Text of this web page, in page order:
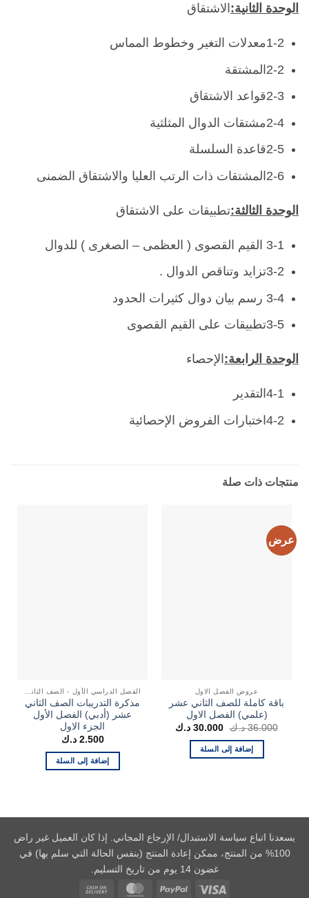
الوحدة الثانية:الاشتقاق
1-2معدلات التغير وخطوط المماس
2-2المشتقة
2-3قواعد الاشتقاق
2-4مشتقات الدوال المثلثية
2-5قاعدة السلسلة
2-6المشتقات ذات الرتب العليا والاشتقاق الضمنى
الوحدة الثالثة:تطبيقات على الاشتقاق
3-1 القيم القصوى ( العظمى – الصغرى ) للدوال
3-2تزايد وتناقص الدوال .
3-4 رسم بيان دوال كثيرات الحدود
3-5تطبيقات على القيم القصوى
الوحدة الرابعة:الإحصاء
4-1التقدير
4-2اختبارات الفروض الإحصائية
منتجات ذات صلة
عرض
عروض الفصل الاول
باقة كاملة للصف الثاني عشر
(علمي) الفصل الاول
36.000 د.ك السعر
هو:
36.000 د.ك.
30.000 د.كالسعر
إضافة إلى السلة
مذكرة التدريبات الصف الثاني
عشر (أدبي) الفصل الأول
الجزء الاول
2.500 د.ك
إضافة إلى السلة
يسعدنا اتباع سياسة الاستبدال/ الإرجاع المجاني. إذا كان العميل غير راض
100% من المنتج، ممكن إعادة المنتج (بنفس الحالة التي سلم بها) في
غضون 14 يوم من تاريخ التسليم.
Visa
PayPal
MasterCard